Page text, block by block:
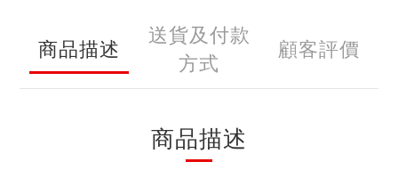
商品描述
送貨及付款
方式
顧客評價
商品描述